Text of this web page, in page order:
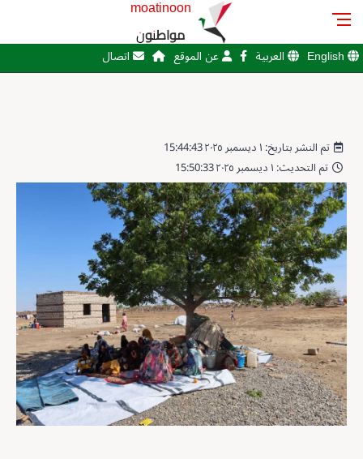
moatinoon
مواطنون
English العربية عن الموقع اتصال
تم النشر بتاريخ: ١ ديسمبر ٢٠٢٥ 15:44:43
تم التحديث: ١ ديسمبر ٢٠٢٥ 15:50:33